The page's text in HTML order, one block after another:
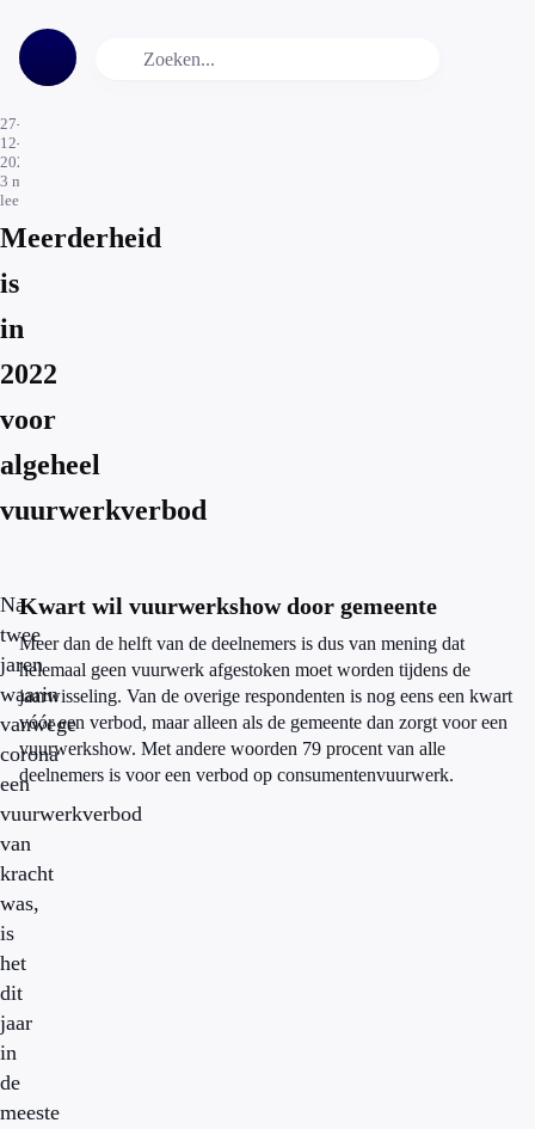
27-
12-
2022
3 min.
leestijd
Meerderheid
is
in
2022
voor
algeheel
vuurwerkverbod
Na
twee
jaren
waarin
vanwege
corona
een
vuurwerkverbod
van
kracht
was,
is
het
dit
jaar
in
de
meeste
Kwart wil vuurwerkshow door gemeente
Meer dan de helft van de deelnemers is dus van mening dat
helemaal geen vuurwerk afgestoken moet worden tijdens de
jaarwisseling. Van de overige respondenten is nog eens een kwart
vóór een verbod, maar alleen als de gemeente dan zorgt voor een
vuurwerkshow. Met andere woorden 79 procent van alle
deelnemers is voor een verbod op consumentenvuurwerk.